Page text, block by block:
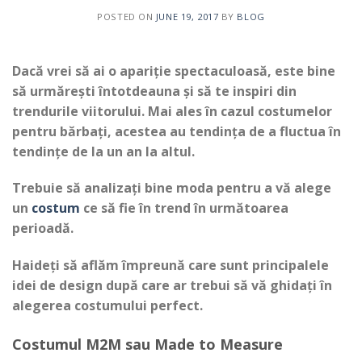
POSTED ON JUNE 19, 2017 BY BLOG
Dacă vrei să ai o apariție spectaculoasă, este bine
să urmărești întotdeauna și să te inspiri din
trendurile viitorului. Mai ales în cazul costumelor
pentru bărbați, acestea au tendința de a fluctua în
tendințe de la un an la altul.
Trebuie să analizați bine moda pentru a vă alege
un costum ce să fie în trend în următoarea
perioadă.
Haideți să aflăm împreună care sunt principalele
idei de design după care ar trebui să vă ghidați în
alegerea costumului perfect.
Costumul M2M sau Made to Measure